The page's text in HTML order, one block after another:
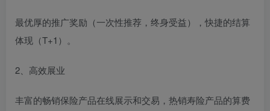
最优厚的推广奖励（一次性推荐，终身受益），快捷的结算
体现（T+1）。
2、高效展业
丰富的畅销保险产品在线展示和交易，热销寿险产品的算费